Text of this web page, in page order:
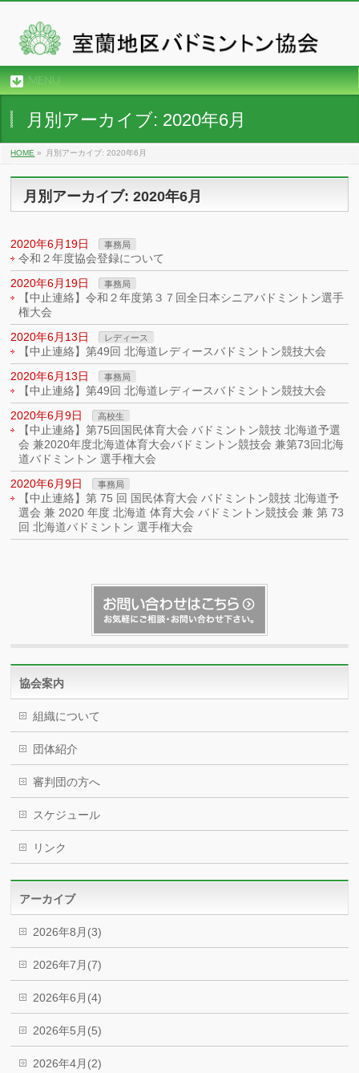
MENU
月別アーカイブ: 2020年6月
HOME » 月別アーカイブ: 2020年6月
月別アーカイブ: 2020年6月
2020年6月19日 事務局
令和２年度協会登録について
2020年6月19日
事務局
【中止連絡】令和２年度第３７回全日本シニアバドミントン選手
権大会
2020年6月13日
レディース
【中止連絡】第49回 北海道レディースバドミントン競技大会
2020年6月13日
事務局
【中止連絡】第49回 北海道レディースバドミントン競技大会
2020年6月9日
高校生
【中止連絡】第75回国民体育大会 バドミントン競技 北海道予選
会 兼2020年度北海道体育大会バドミントン競技会 兼第73回北海
道バドミントン 選手権大会
2020年6月9日
事務局
【中止連絡】第 75 回 国民体育大会 バドミントン競技 北海道予
選会 兼 2020 年度 北海道 体育大会 バドミントン競技会 兼 第 73
回 北海道バドミントン 選手権大会
協会案内
組織について
団体紹介
審判団の方へ
スケジュール
リンク
アーカイブ
2026年8月(3)
2026年7月(7)
2026年6月(4)
2026年5月(5)
2026年4月(2)